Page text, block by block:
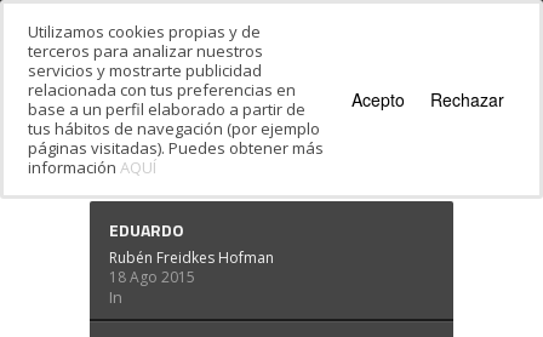
Estás en:
Madrid
EDUARDO
Rubén Freidkes Hofman
18 Ago 2015
In
Utilizamos cookies propias y de
terceros para analizar nuestros
servicios y mostrarte publicidad
relacionada con tus preferencias en
base a un perfil elaborado a partir de
tus hábitos de navegación (por ejemplo
páginas visitadas). Puedes obtener más
información AQUÍ
Acepto Rechazar